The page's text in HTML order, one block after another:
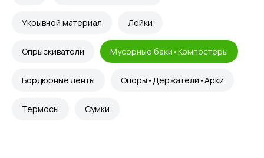
Укрывной материал Лейки
Опрыскиватели Мусорные баки•Компостеры
Бордюрные ленты Опоры•Держатели•Арки
Термосы Сумки